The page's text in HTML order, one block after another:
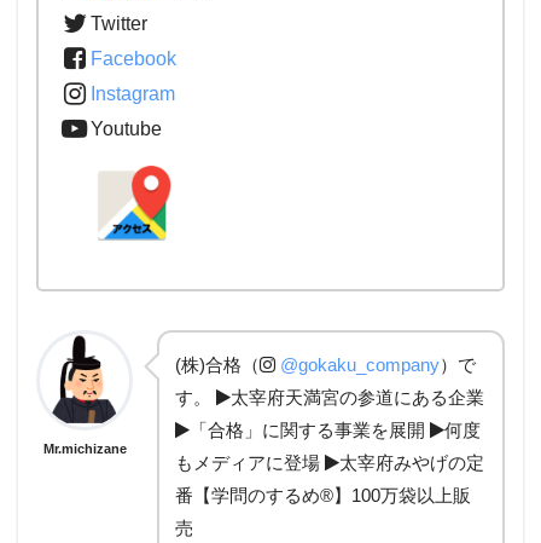
Twitter
Facebook
Instagram
Youtube
Mr.michizane
(株)合格（ @gokaku_company）で
す。
太宰府天満宮の参道にある企業
「合格」に関する事業を展開
何度
もメディアに登場
太宰府みやげの定
番【学問のするめ®】100万袋以上販
売